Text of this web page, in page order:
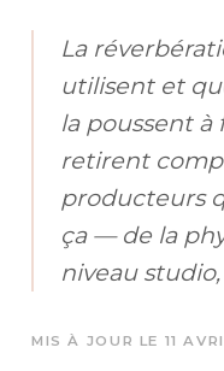
La
utilisent et
la poussent
retirent
producteurs
ça — de la
niveau
MIS À JOUR LE 11